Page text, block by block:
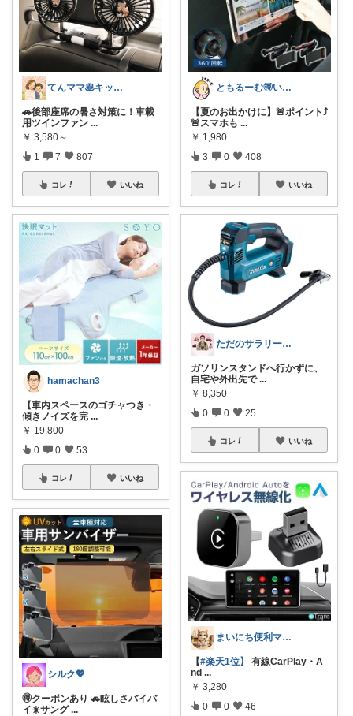
てんママ🥞キッチン雑貨と育児グッズ
🚗後部座席の暑さ対策に！車載
用ツインファン ...
￥ 3,580～
1 7 807
コレ いいね
hamachan3
【車内スペースのゴチャつき・
傾きノイズを完 ...
￥ 19,800
0 0 53
コレ いいね
シルク💖
🉐クーポンあり 🚗眩しさバイバ
イ☀️サング ...
ともるーむ🉐いいものみっけ‼️
【夏のお出かけに】🚨ポイント⤴︎
🚨スマホも ...
￥ 1,980
3 0 408
コレ いいね
ただのサラリーマンの趣味部屋
ガソリンスタンドへ行かずに、
自宅や外出先で ...
￥ 8,350
0 0 25
コレ いいね
まいにち便利マーケット
【#楽天1位】
有線CarPlay・A
nd ...
￥ 3,280
0 0 46